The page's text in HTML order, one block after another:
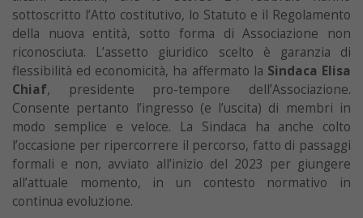
sottoscritto l’Atto costitutivo, lo Statuto e il Regolamento
della nuova entità, sotto forma di Associazione non
riconosciuta. L’assetto giuridico scelto è garanzia di
flessibilità ed economicità, ha affermato la Sindaca Elisa
Chiaf, presidente pro-tempore dell’Associazione.
Consente pertanto l’ingresso (e l’uscita) di membri in
modo semplice e veloce. La Sindaca ha anche colto
l’occasione per ripercorrere il percorso, fatto di passaggi
formali e non, avviato all’inizio del 2023 per giungere
all’attuale momento, in un contesto normativo in
continua evoluzione.